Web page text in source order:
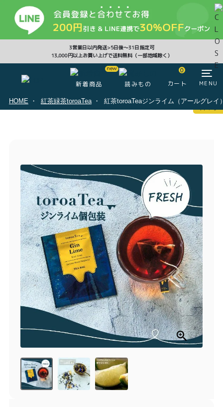
3営業日以内発送>5日後〜31日指定可
13,000円以上お買い上げで送料無料（一部地域除く）
新着商品 読みもの
0
カート MENU
CLOSE
0
商品一覧
とろ生ガトーショコラ
とろ生 まとめ買いお得
セット
お中元
紅茶toroaTea
メルマガ会員様限定
とろ生チーズケーキ
濃抹茶とろ生ガトーシ
ョコラ
とろ生シュー
クッキー缶
お誕生日セット
HOME 紅茶緑茶toroaTea 紅茶toroaTeaジンライム（アールグレイ